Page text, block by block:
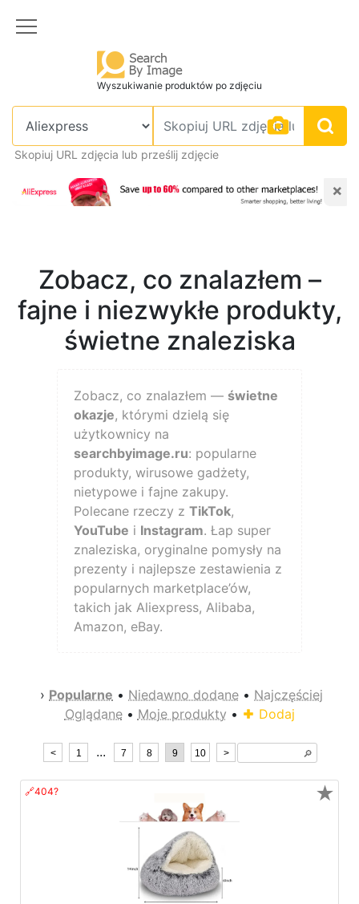
Wyszukiwanie produktów po zdjęciu
Skopiuj URL zdjęcia lub prześlij zdjęcie
×
Zobacz, co znalazłem –
fajne i niezwykłe produkty,
świetne znaleziska
Zobacz, co znalazłem — świetne
okazje, którymi dzielą się
użytkownicy na
searchbyimage.ru: popularne
produkty, wirusowe gadżety,
nietypowe i fajne zakupy.
Polecane rzeczy z TikTok,
YouTube i Instagram. Łap super
znaleziska, oryginalne pomysły na
prezenty i najlepsze zestawienia z
popularnych marketplace’ów,
takich jak Aliexpress, Alibaba,
Amazon, eBay.
› Popularne • Niedawno dodane • Najczęściej
Oglądane • Moje produkty • Dodaj
< 1 ... 7 8 9 10 > 🔎︎
🔗404? ★